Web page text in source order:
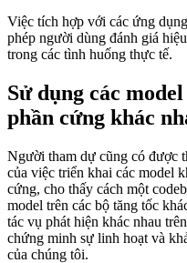
Việc tích hợp với các ứng
phép người dùng đánh giá
trong các tình huống thực tế.
Sử dụng các
phần cứng khác
Người tham dự cũng có được
của việc triển khai các model
cứng, cho thấy cách một
model trên các bộ tăng tốc
tác vụ phát hiện khác nhau
chứng minh sự linh hoạt và
của chúng tôi.